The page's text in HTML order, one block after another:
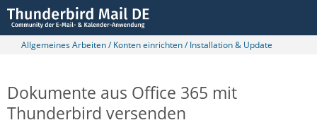
Allgemeines Arbeiten / Konten einrichten / Installation & Update
Dokumente aus Office 365 mit
Thunderbird versenden